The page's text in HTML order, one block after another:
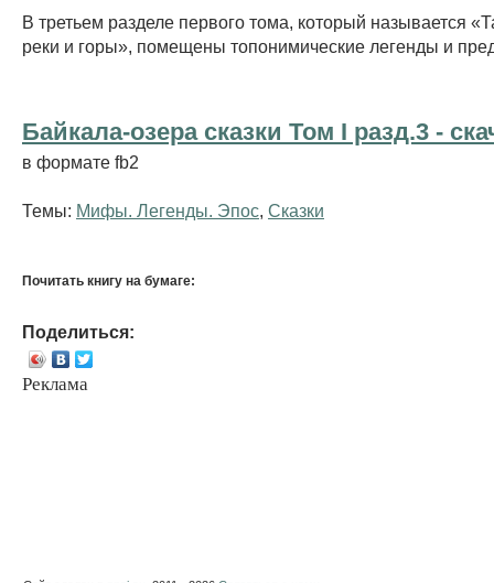
В третьем разделе первого тома, который называется
реки и горы», помещены топонимические легенды и
Байкала-озера сказки Том I разд.3 -
в формате fb2
Темы: Мифы. Легенды. Эпос Сказки
Почитать книгу на бумаге:
Поделиться:
Реклама